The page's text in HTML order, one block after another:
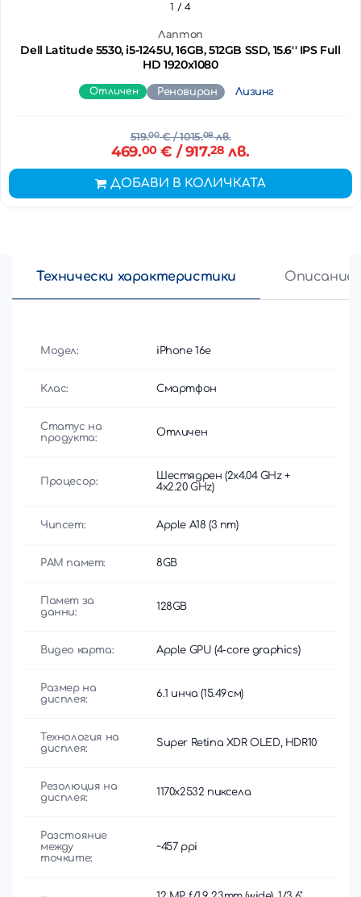
Лаптоп
Dell Latitude 5530, i5-1245U, 16GB, 512GB SSD, 15.6'' IPS Full
HD 1920x1080
1 / 4
Отличен Реновиран Лизинг
519.00€/ 1015.08лв.
469.00€ / 917.28 лв.
ДОБАВИ В КОЛИЧКАТА
Технически характеристики Описание
Модел: iPhone 16e
Клас: Смартфон
Статус на
продукта:
Отличен
Процесор:
Шестядрен (2x4.04 GHz +
4x2.20 GHz)
Чипсет: Apple A18 (3 nm)
РАМ памет: 8GB
Памет за
данни:
128GB
Видео карта: Apple GPU (4-core graphics)
Размер на
дисплея:
6.1 инча (15.49см)
Технология на
дисплея:
Super Retina XDR OLED, HDR10
Резолюция на
дисплея:
1170x2532 пиксела
Разстояние
между
точките:
~457 ppi